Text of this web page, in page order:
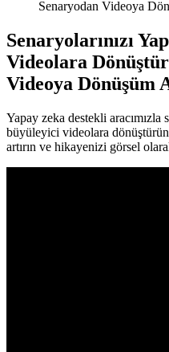
Senaryodan Videoya
Senaryolarınızı
Videolara
Videoya Dönüşüm
Yapay zeka destekli aracımızla
büyüleyici videolara
artırın ve hikayenizi görsel